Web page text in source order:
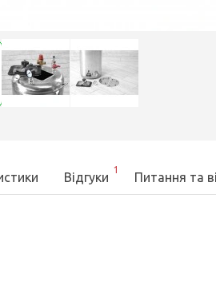
Відгуки
1
Питання та